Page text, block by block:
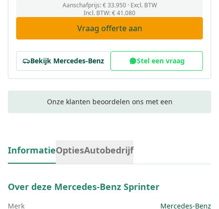
Aanschafprijs:€ 33.950· Excl. BTW
Incl. BTW:€ 41.080
Vraag offerte aan
Bekijk Mercedes-Benz Stel een vraag
Onze klanten beoordelen ons met een
InformatieOptiesAutobedrijf
Over deze Mercedes-Benz Sprinter
Merk
Mercedes-Benz